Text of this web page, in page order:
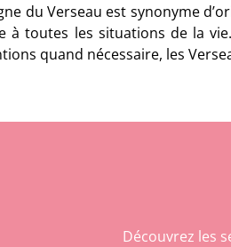
du Verseau est synonyme
à toutes les situations de la
quand nécessaire, les
Découvrez les